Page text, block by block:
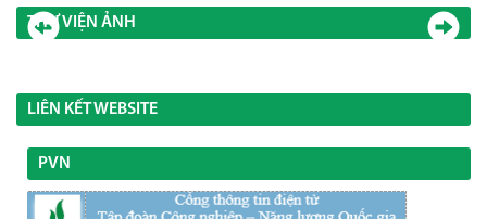
THƯ VIỆN ẢNH
LIÊN KẾT WEBSITE
PVN